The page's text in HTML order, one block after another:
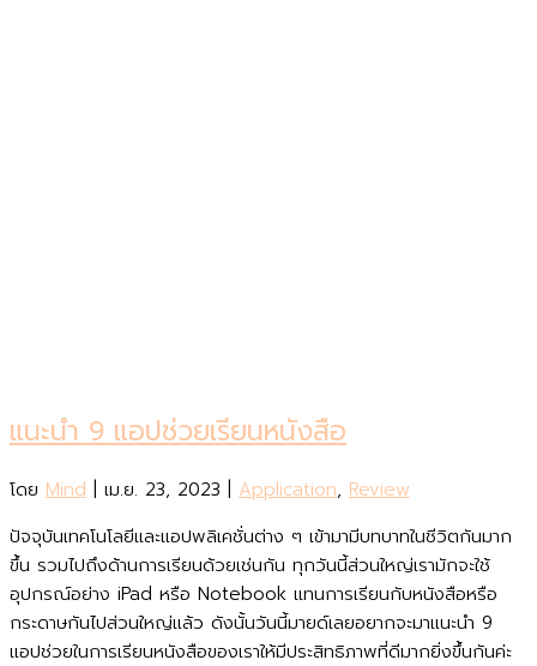
แนะนำ 9 แอปช่วยเรียนหนังสือ
โดย Mind | เม.ย. 23, 2023 | Application, Review
ปัจจุบันเทคโนโลยีและแอปพลิเคชั่นต่าง ๆ เข้ามามีบทบาทในชีวิตกันมาก
ขึ้น รวมไปถึงด้านการเรียนด้วยเช่นกัน ทุกวันนี้ส่วนใหญ่เรามักจะใช้
อุปกรณ์อย่าง iPad หรือ Notebook แทนการเรียนกับหนังสือหรือ
กระดาษกันไปส่วนใหญ่แล้ว ดังนั้นวันนี้มายด์เลยอยากจะมาแนะนำ 9
แอปช่วยในการเรียนหนังสือของเราให้มีประสิทธิภาพที่ดีมากยิ่งขึ้นกันค่ะ